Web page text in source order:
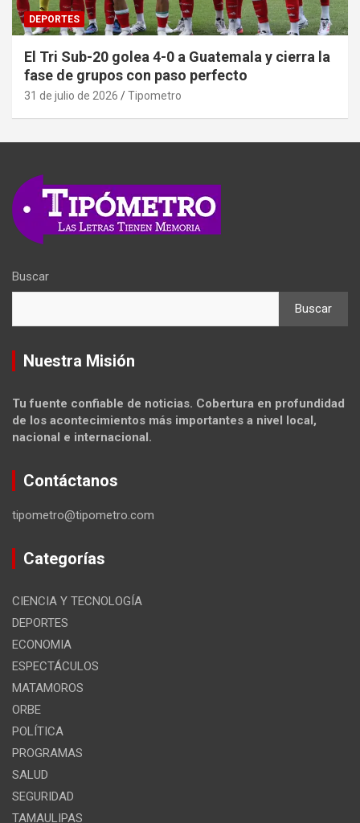
DEPORTES
El Tri Sub-20 golea 4-0 a Guatemala y cierra la
fase de grupos con paso perfecto
31 de julio de 2026 Tipometro
Buscar
Buscar
Nuestra Misión
Tu fuente confiable de noticias. Cobertura en profundidad
de los acontecimientos más importantes a nivel local,
nacional e internacional.
Contáctanos
tipometro@tipometro.com
Categorías
CIENCIA Y TECNOLOGÍA
DEPORTES
ECONOMIA
ESPECTÁCULOS
MATAMOROS
ORBE
POLÍTICA
PROGRAMAS
SALUD
SEGURIDAD
TAMAULIPAS